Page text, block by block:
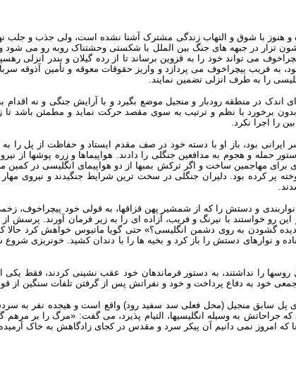
و هنوز با شوق و التهاب زندگی مشترک آشنا نشده است، ولی جذب و
تزار در جبهه های جنگ بین الملل با شکستی وحشتناک روبه رو می شود و
می تواند خود را به قزوین برساند تا از رده گیلان و بندر انزلی
فریب پیچراخوف می پردازد و واریز حقوقات معوقه و تأمین آذوقه
در منطقه رودبار و منجیل موضع بگیرد و با آرایش جنگی و نه اقدام
برخورد با نظم و ترتیب به سوی مقصد حرکت نماید و مطمئن باشد تا
را اجرا نکرد.
بود، باز او با دسته خود در صف مقدم ایستاد و حفاظت از پل را
حمله و هجوم به مدافعین جنگلی را دادند. هواپیماها و زره پوشها از
مهاجمین ساخت و اگر ترکش بمبها از دو هواپیمای انگلیسی در کمین
پر کرده بود. دلیران جنگلی در سخت ترین شرایط جنگیدند و نیروی
و دستش را که از شمشیر پهن قزاقها، به قولی خود پیچراخوف،
خواستند با نیرنگ و فریب، آزاده ای را به زیر فرمان آورند. پرسش
به روی دشمن انگلیسی؟» حتی گویا ماتیوس خواهش کرد حالا که
دفاع در مقابل روسها را نداشتند، به دستور فرماندهان خود عقب نشینی
خود به دفاع پرداخت و خود و نفراتش پس از گرفتن تلفات سنگین از
سنگر اول که بالای پل سابق منجیل (محل فعلی سد سفید رود) واقع است و
جراحاتش به وسیله انگلیسیها، التیام پذیرد، می گفت: «مرگ را بر
امروز نمی دانیم آن پیکر سرد و مقدس در کجای زادگاهش به خاک